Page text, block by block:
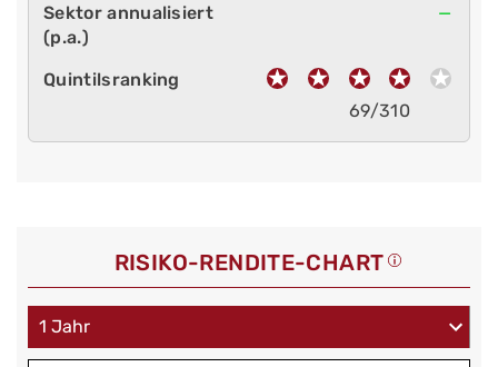
—
69/310
RISIKO-RENDITE-CHART